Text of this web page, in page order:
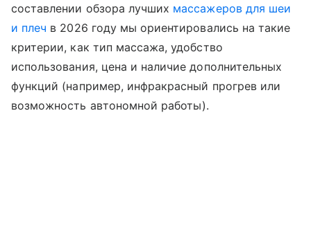
составлении обзора лучших массажеров для шеи
и плеч в 2026 году мы ориентировались на такие
критерии, как тип массажа, удобство
использования, цена и наличие дополнительных
функций (например, инфракрасный прогрев или
возможность автономной работы).